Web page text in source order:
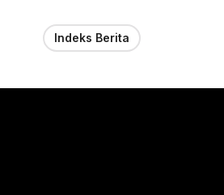
Indeks Berita